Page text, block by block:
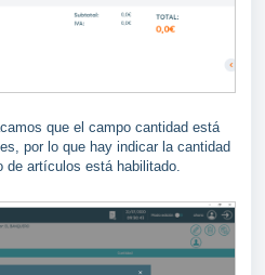
que el campo cantidad está
por lo que hay indicar la cantidad
de artículos está habilitado.